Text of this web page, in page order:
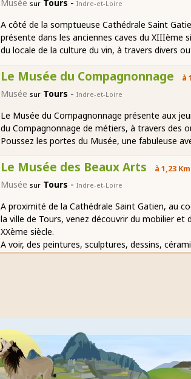
Musée sur Tours Indre-et-Loire
A côté de la somptueuse Cathédrale Saint
présente dans les anciennes caves du XIIIème
du locale de la culture du vin, à travers divers
Le Musée du Compagnonnage à
Musée sur Tours - Indre-et-Loire
Le Musée du Compagnonnage présente aux
du Compagnonnage de métiers, à travers des
Poussez les portes du Musée, une fabuleuse
Le Musée des Beaux Arts à 1,23 Km
Musée sur Tours - Indre-et-Loire
A proximité de la Cathédrale Saint Gatien, au
la ville de Tours, venez découvrir du mobilier et
XXème siècle.
A voir, des peintures, sculptures, dessins,